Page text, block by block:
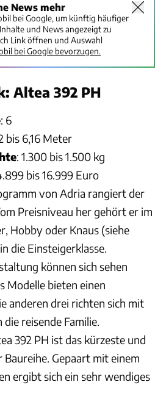
News mehr
bei Google, um künftig häufiger
und News angezeigt zu
Link öffnen und Auswahl
bei Google bevorzugen.
Altea 392 PH
: 6
bis 6,16 Meter
: 1.300 bis 1.500 kg
bis 16.999 Euro
von Adria rangiert der
Preisniveau her gehört er im
Hobby oder Knaus (siehe
die Einsteigerklasse.
können sich sehen
Modelle bieten einen
anderen drei richten sich mit
reisende Familie.
392 PH ist das kürzeste und
Gepaart mit einem
ergibt sich ein sehr wendiges